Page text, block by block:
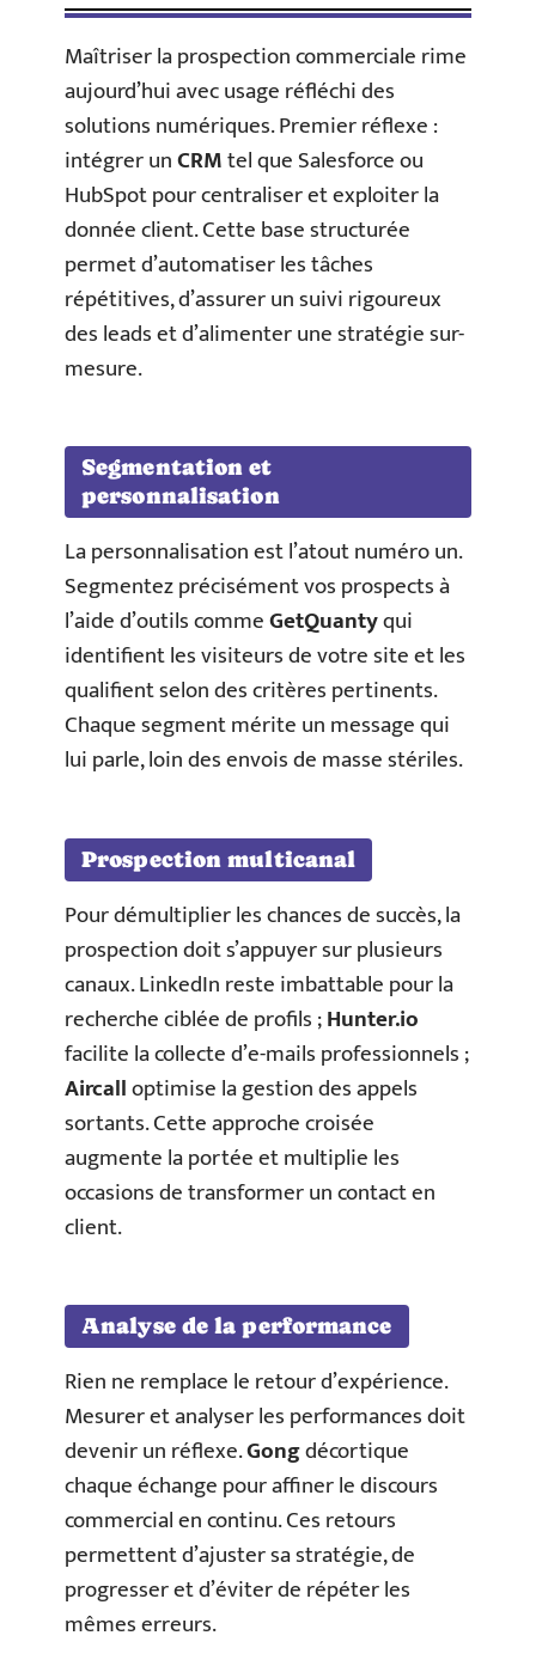
Maîtriser la prospection commerciale rime
aujourd’hui avec usage réfléchi des
solutions numériques. Premier réflexe :
intégrer unCRMtel que Salesforce ou
HubSpot pour centraliser et exploiter la
donnée client. Cette base structurée
permet d’automatiser les tâches
répétitives, d’assurer un suivi rigoureux
des leads et d’alimenter une stratégie sur-
mesure.
Segmentation et
personnalisation
La personnalisation est l’atout numéro un.
Segmentez précisément vos prospects à
l’aide d’outils commeGetQuantyqui
identifient les visiteurs de votre site et les
qualifient selon des critères pertinents.
Chaque segment mérite un message qui
lui parle, loin des envois de masse stériles.
Prospection multicanal
Pour démultiplier les chances de succès, la
prospection doit s’appuyer sur plusieurs
canaux. LinkedIn reste imbattable pour la
recherche ciblée de profils ;Hunter.io
facilite la collecte d’e-mails professionnels ;
Aircalloptimise la gestion des appels
sortants. Cette approche croisée
augmente la portée et multiplie les
occasions de transformer un contact en
client.
Analyse de la performance
Rien ne remplace le retour d’expérience.
Mesurer et analyser les performances doit
devenir un réflexe.Gongdécortique
chaque échange pour affiner le discours
commercial en continu. Ces retours
permettent d’ajuster sa stratégie, de
progresser et d’éviter de répéter les
mêmes erreurs.